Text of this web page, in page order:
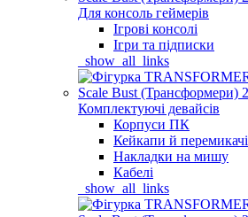
Для консоль геймерів
Ігрові консолі
Ігри та підписки
_show_all_links
Комплектуючі девайсів
Корпуси ПК
Кейкапи й перемикачі
Накладки на мишу
Кабелі
_show_all_links